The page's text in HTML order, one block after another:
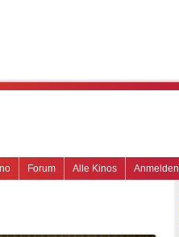
Anmelden
Alle Kinos
Forum